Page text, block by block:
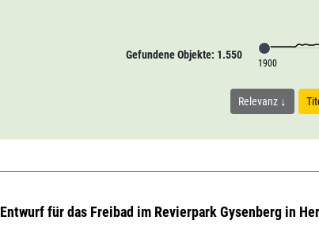
Gefundene Objekte: 1.550
1900
Relevanz
Entwurf für das Freibad im Revierpark Gysenberg in